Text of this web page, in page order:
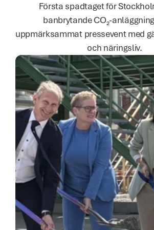
Första spadtaget för
banbrytande CO₂-
uppmärksammat pressevent med
och näringsliv.